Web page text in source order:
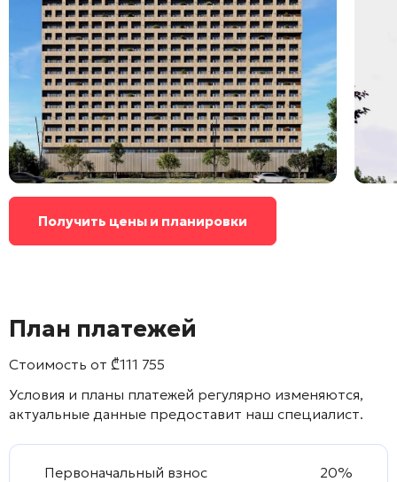
Получить цены и планировки
План платежей
Стоимость от ₾111 755
Условия и планы платежей регулярно изменяются,
актуальные данные предоставит наш специалист.
Первоначальный взнос 20%